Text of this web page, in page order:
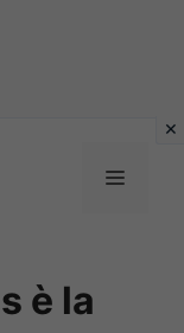
MENU
è la